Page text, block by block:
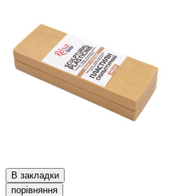
В закладки
порівняння